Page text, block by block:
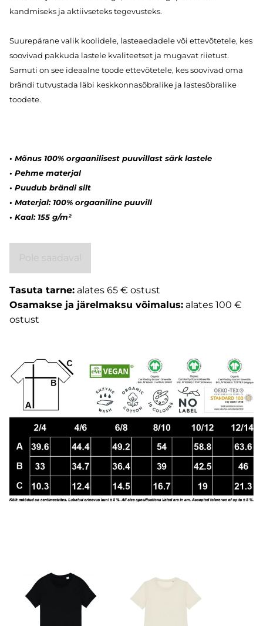
kandmiseks ja aktiivseteks tegevusteks.
Suurepärane valik koolidele, lasteaedadele või ettevõtetele, kes
soovivad pakkuda lastele kvaliteetset ja mugavat riietust.
Samuti on see ideaalne toode ettevõtetele, kes soovivad oma
brändi tutvustada läbi keskkonnasõbralike ja lastesõbralike
toodete.
• Mõnus 100% orgaanilisest puuvillast särk lastele
• Pehme materjal
• Puudub brändi silt
• Materjal: 100% orgaaniline puuvill
• Kaal: 155 g/m²
Tasuta tarne: alates 65 € ostust
Osamakse ja järelmaksu võimalus: alates 100 €
ostust